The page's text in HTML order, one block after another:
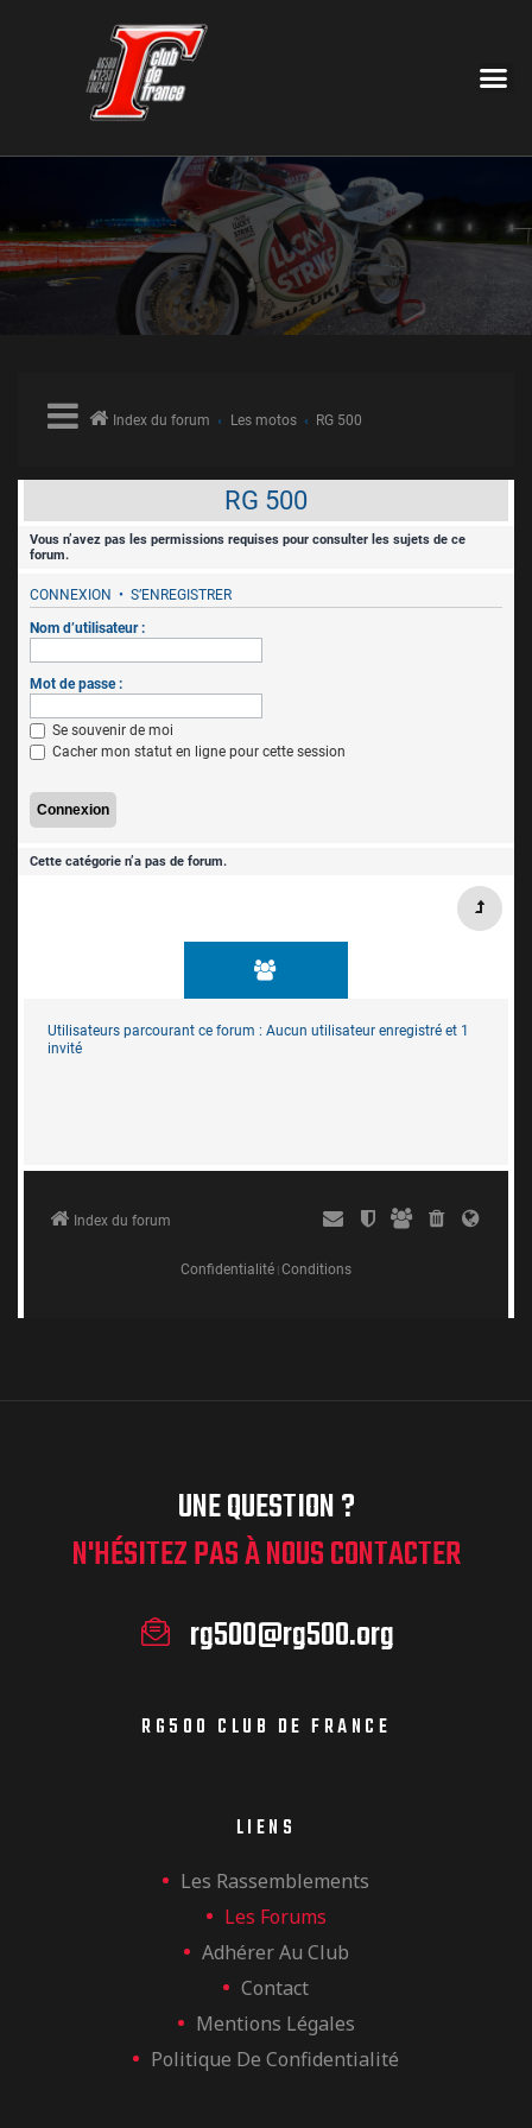
UNE QUESTION ?
N'HÉSITEZ PAS À NOUS CONTACTER
rg500@rg500.org
RG500 CLUB DE FRANCE
LIENS
Les Rassemblements
Les Forums
Adhérer Au Club
Contact
Mentions Légales
Politique De Confidentialité